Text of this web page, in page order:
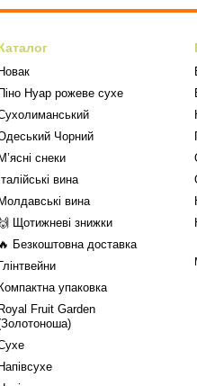
Новак
Піно Нуар рожеве сухе
Чорний
М’ясні снеки
Італійські вина
Молдавські вина
🙌 Щотижневі знижки
🔥 Безкоштовна доставка
Глінтвейни
Компактна упаковка
Royal Fruit Garden
Напівсухе